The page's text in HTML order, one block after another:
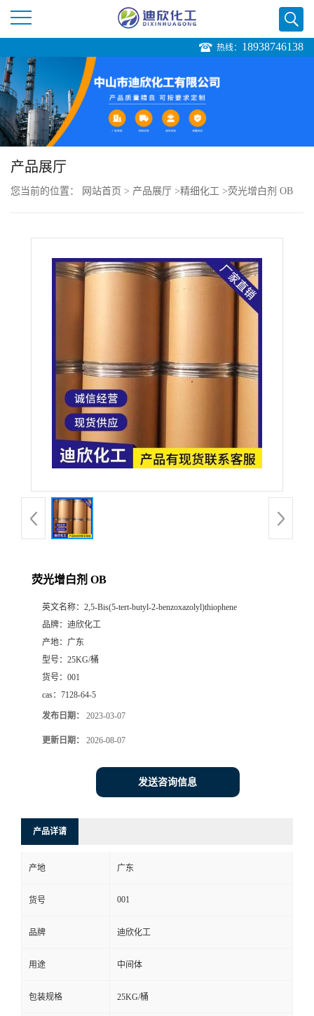
司
首
页
公
厅
式
在
线
留
言
热线： 18938746138
产品展厅
您当前的位置： 网站首页 > 产品展厅 >精细化工 >荧光增白剂 OB
荧光增白剂 OB
英文名称： 2,5-Bis(5-tert-butyl-2-benzoxazolyl)thiophene
品牌： 迪欣化工
产地： 广东
型号： 25KG/桶
货号： 001
cas： 7128-64-5
发布日期： 2023-03-07
更新日期： 2026-08-07
发送咨询信息
产品详请
产地 广东
货号 001
品牌 迪欣化工
用途 中间体
包装规格 25KG/桶